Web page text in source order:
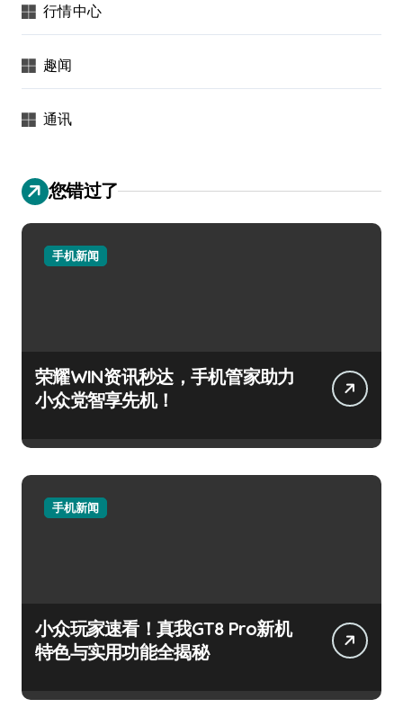
行情中心
趣闻
通讯
您错过了
手机新闻
荣耀WIN资讯秒达，手机管家助力
小众党智享先机！
手机新闻
小众玩家速看！真我GT8 Pro新机
特色与实用功能全揭秘